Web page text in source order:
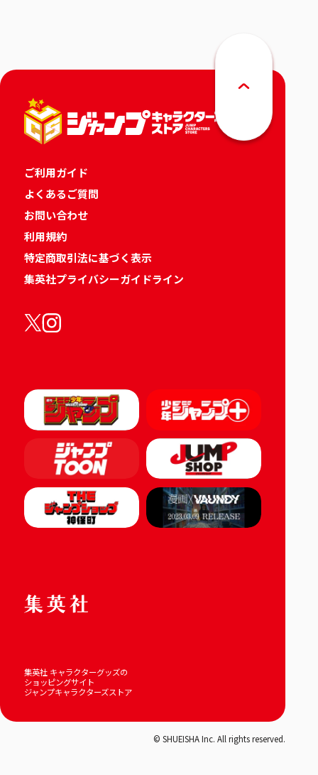
ご利用ガイド
よくあるご質問
お問い合わせ
利用規約
特定商取引法に基づく表示
集英社プライバシーガイドライン
集英社 キャラクターグッズの
ショッピングサイト
ジャンプキャラクターズストア
© SHUEISHA Inc. All rights reserved.